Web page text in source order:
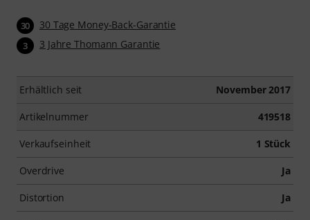
30 30 Tage Money-Back-Garantie
3 3 Jahre Thomann Garantie
Erhältlich seit November 2017
Artikelnummer 419518
Verkaufseinheit 1 Stück
Overdrive Ja
Distortion Ja